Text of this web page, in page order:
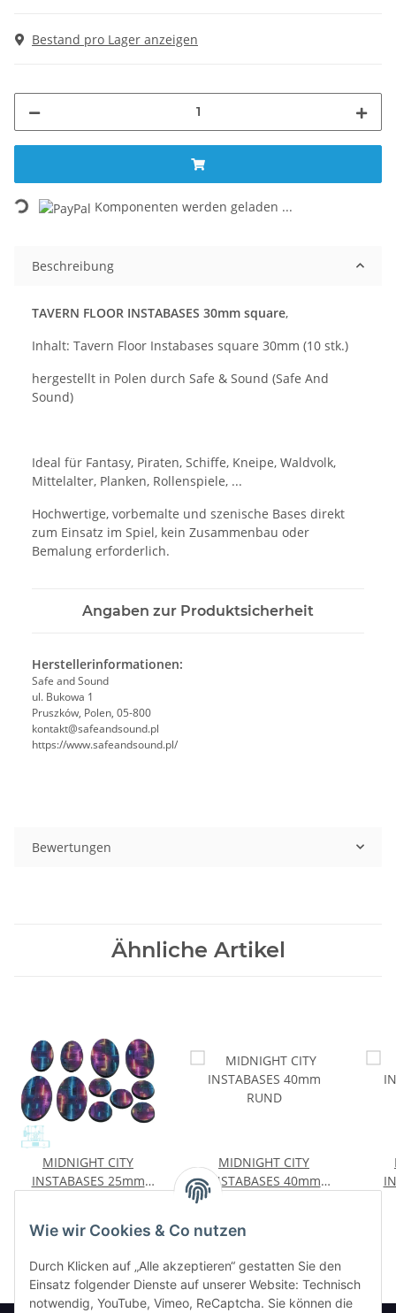
Bestand pro Lager anzeigen
Loading... Komponenten werden geladen ...
Beschreibung
TAVERN FLOOR INSTABASES 30mm square,
Inhalt: Tavern Floor Instabases square 30mm (10 stk.)
hergestellt in Polen durch Safe & Sound (Safe And
Sound)
Ideal für Fantasy, Piraten, Schiffe, Kneipe, Waldvolk,
Mittelalter, Planken, Rollenspiele, ...
Hochwertige, vorbemalte und szenische Bases direkt
zum Einsatz im Spiel, kein Zusammenbau oder
Bemalung erforderlich.
Angaben zur Produktsicherheit
Herstellerinformationen:
Safe and Sound
ul. Bukowa 1
Pruszków, Polen, 05-800
kontakt@safeandsound.pl
https://www.safeandsound.pl/
Bewertungen
Ähnliche Artikel
MIDNIGHT CITY
INSTABASES 25mm
MIDNIGHT CITY
INSTABASES 40mm
Wie wir Cookies & Co nutzen
Durch Klicken auf „Alle akzeptieren“ gestatten Sie den
Einsatz folgender Dienste auf unserer Website: Technisch
notwendig, YouTube, Vimeo, ReCaptcha. Sie können die